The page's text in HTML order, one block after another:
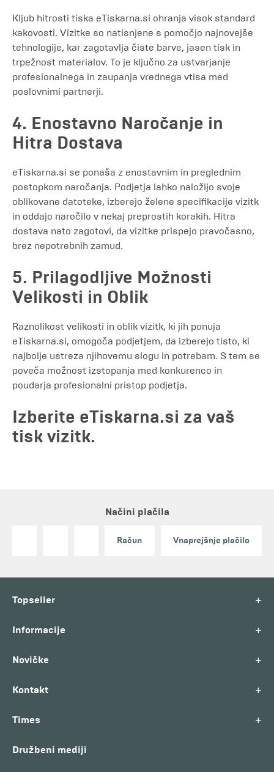
Kljub hitrosti tiska eTiskarna.si ohranja visok standard
kakovosti. Vizitke so natisnjene s pomočjo najnovejše
tehnologije, kar zagotavlja čiste barve, jasen tisk in
trpežnost materialov. To je ključno za ustvarjanje
profesionalnega in zaupanja vrednega vtisa med
poslovnimi partnerji.
4. Enostavno Naročanje in
Hitra Dostava
eTiskarna.si se ponaša z enostavnim in preglednim
postopkom naročanja. Podjetja lahko naložijo svoje
oblikovane datoteke, izberejo želene specifikacije vizitk
in oddajo naročilo v nekaj preprostih korakih. Hitra
dostava nato zagotovi, da vizitke prispejo pravočasno,
brez nepotrebnih zamud.
5. Prilagodljive Možnosti
Velikosti in Oblik
Raznolikost velikosti in oblik vizitk, ki jih ponuja
eTiskarna.si, omogoča podjetjem, da izberejo tisto, ki
najbolje ustreza njihovemu slogu in potrebam. S tem se
poveča možnost izstopanja med konkurenco in
poudarja profesionalni pristop podjetja.
Izberite eTiskarna.si za vaš
tisk vizitk.
Načini plačila
Račun Vnaprejšnje plačilo
Topseller +
Informacije +
Novičke +
Kontakt +
Times +
Družbeni mediji